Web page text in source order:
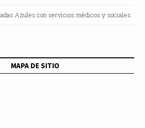
Azules con servicios médicos y sociales
MAPA DE SITIO